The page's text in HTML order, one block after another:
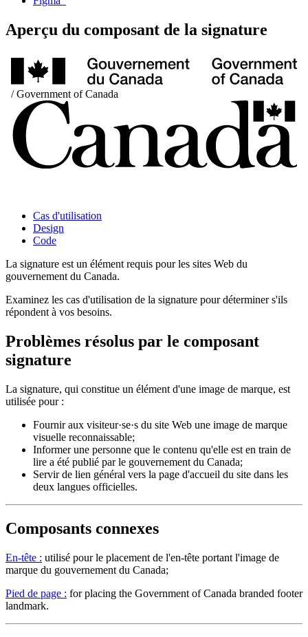
Aperçu du composant de la signature
Cas d'utilisation
Design
Code
La signature est un élément requis pour les sites Web du
gouvernement du Canada.
Examinez les cas d'utilisation de la signature pour déterminer s'ils
répondent à vos besoins.
Problèmes résolus par le composant
signature
La signature, qui constitue un élément d'une image de marque, est
utilisée pour :
Fournir aux visiteur·se·s du site Web une image de marque
visuelle reconnaissable;
Informer une personne que le contenu qu'elle est en train de
lire a été publié par le gouvernement du Canada;
Servir de lien général vers la page d'accueil du site dans les
deux langues officielles.
Composants connexes
En-tête : utilisé pour le placement de l'en-tête portant l'image de
marque du gouvernement du Canada;
Pied de page : for placing the Government of Canada branded footer
landmark.